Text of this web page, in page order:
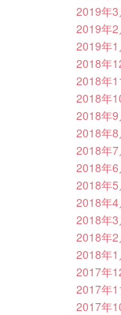
2019年3
2019年2
2019年1
2018年
2018年
2018年
2018年9
2018年8
2018年7
2018年6
2018年5
2018年4
2018年3
2018年2
2018年1
2017年
2017年
2017年